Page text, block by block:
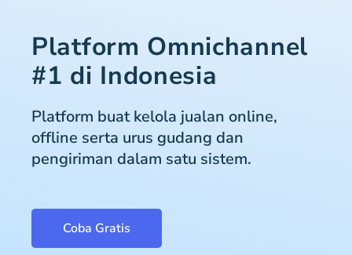
Platform Omnichannel
#1 di Indonesia
Platform buat kelola jualan online,
offline serta urus gudang dan
pengiriman dalam satu sistem.
Coba Gratis